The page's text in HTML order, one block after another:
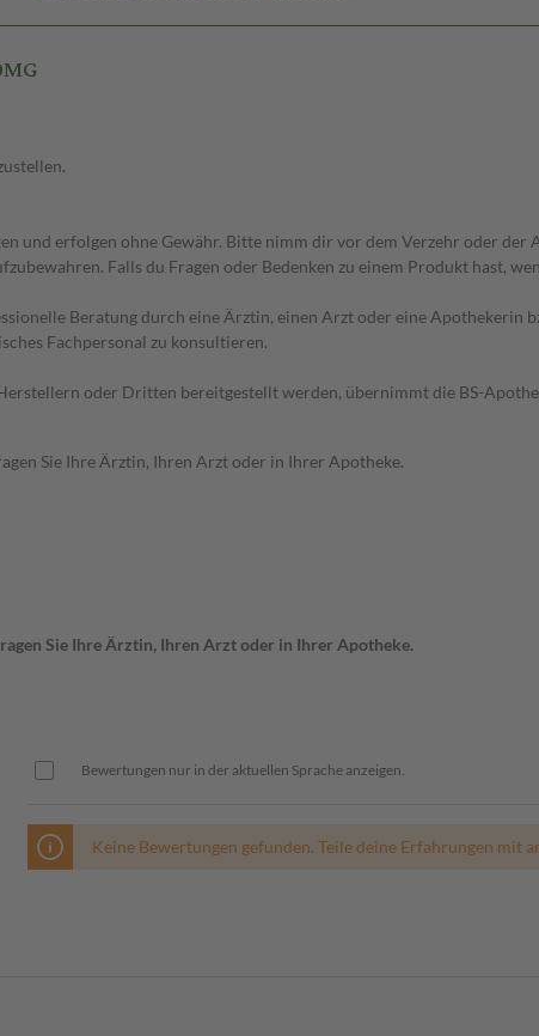
und erfolgen ohne Gewähr. Bitte nimm dir vor dem Verzehr oder
Falls du Fragen oder Bedenken zu einem Produkt hast,
Beratung durch eine Ärztin, einen Arzt oder eine Apothekerin
Fachpersonal zu konsultieren.
oder Dritten bereitgestellt werden, übernimmt die BS-
Sie Ihre Ärztin, Ihren Arzt oder in Ihrer Apotheke.
Sie Ihre Ärztin, Ihren Arzt oder in Ihrer Apotheke.
Bewertungen nur in der aktuellen Sprache anzeigen.
Keine Bewertungen gefunden. Teile deine Erfahrungen mit